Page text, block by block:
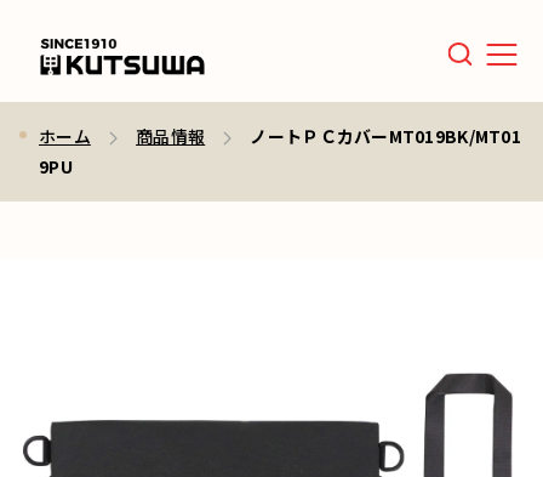
Menu
ホーム 商品情報
ノートＰＣカバーMT019BK/MT01
9PU